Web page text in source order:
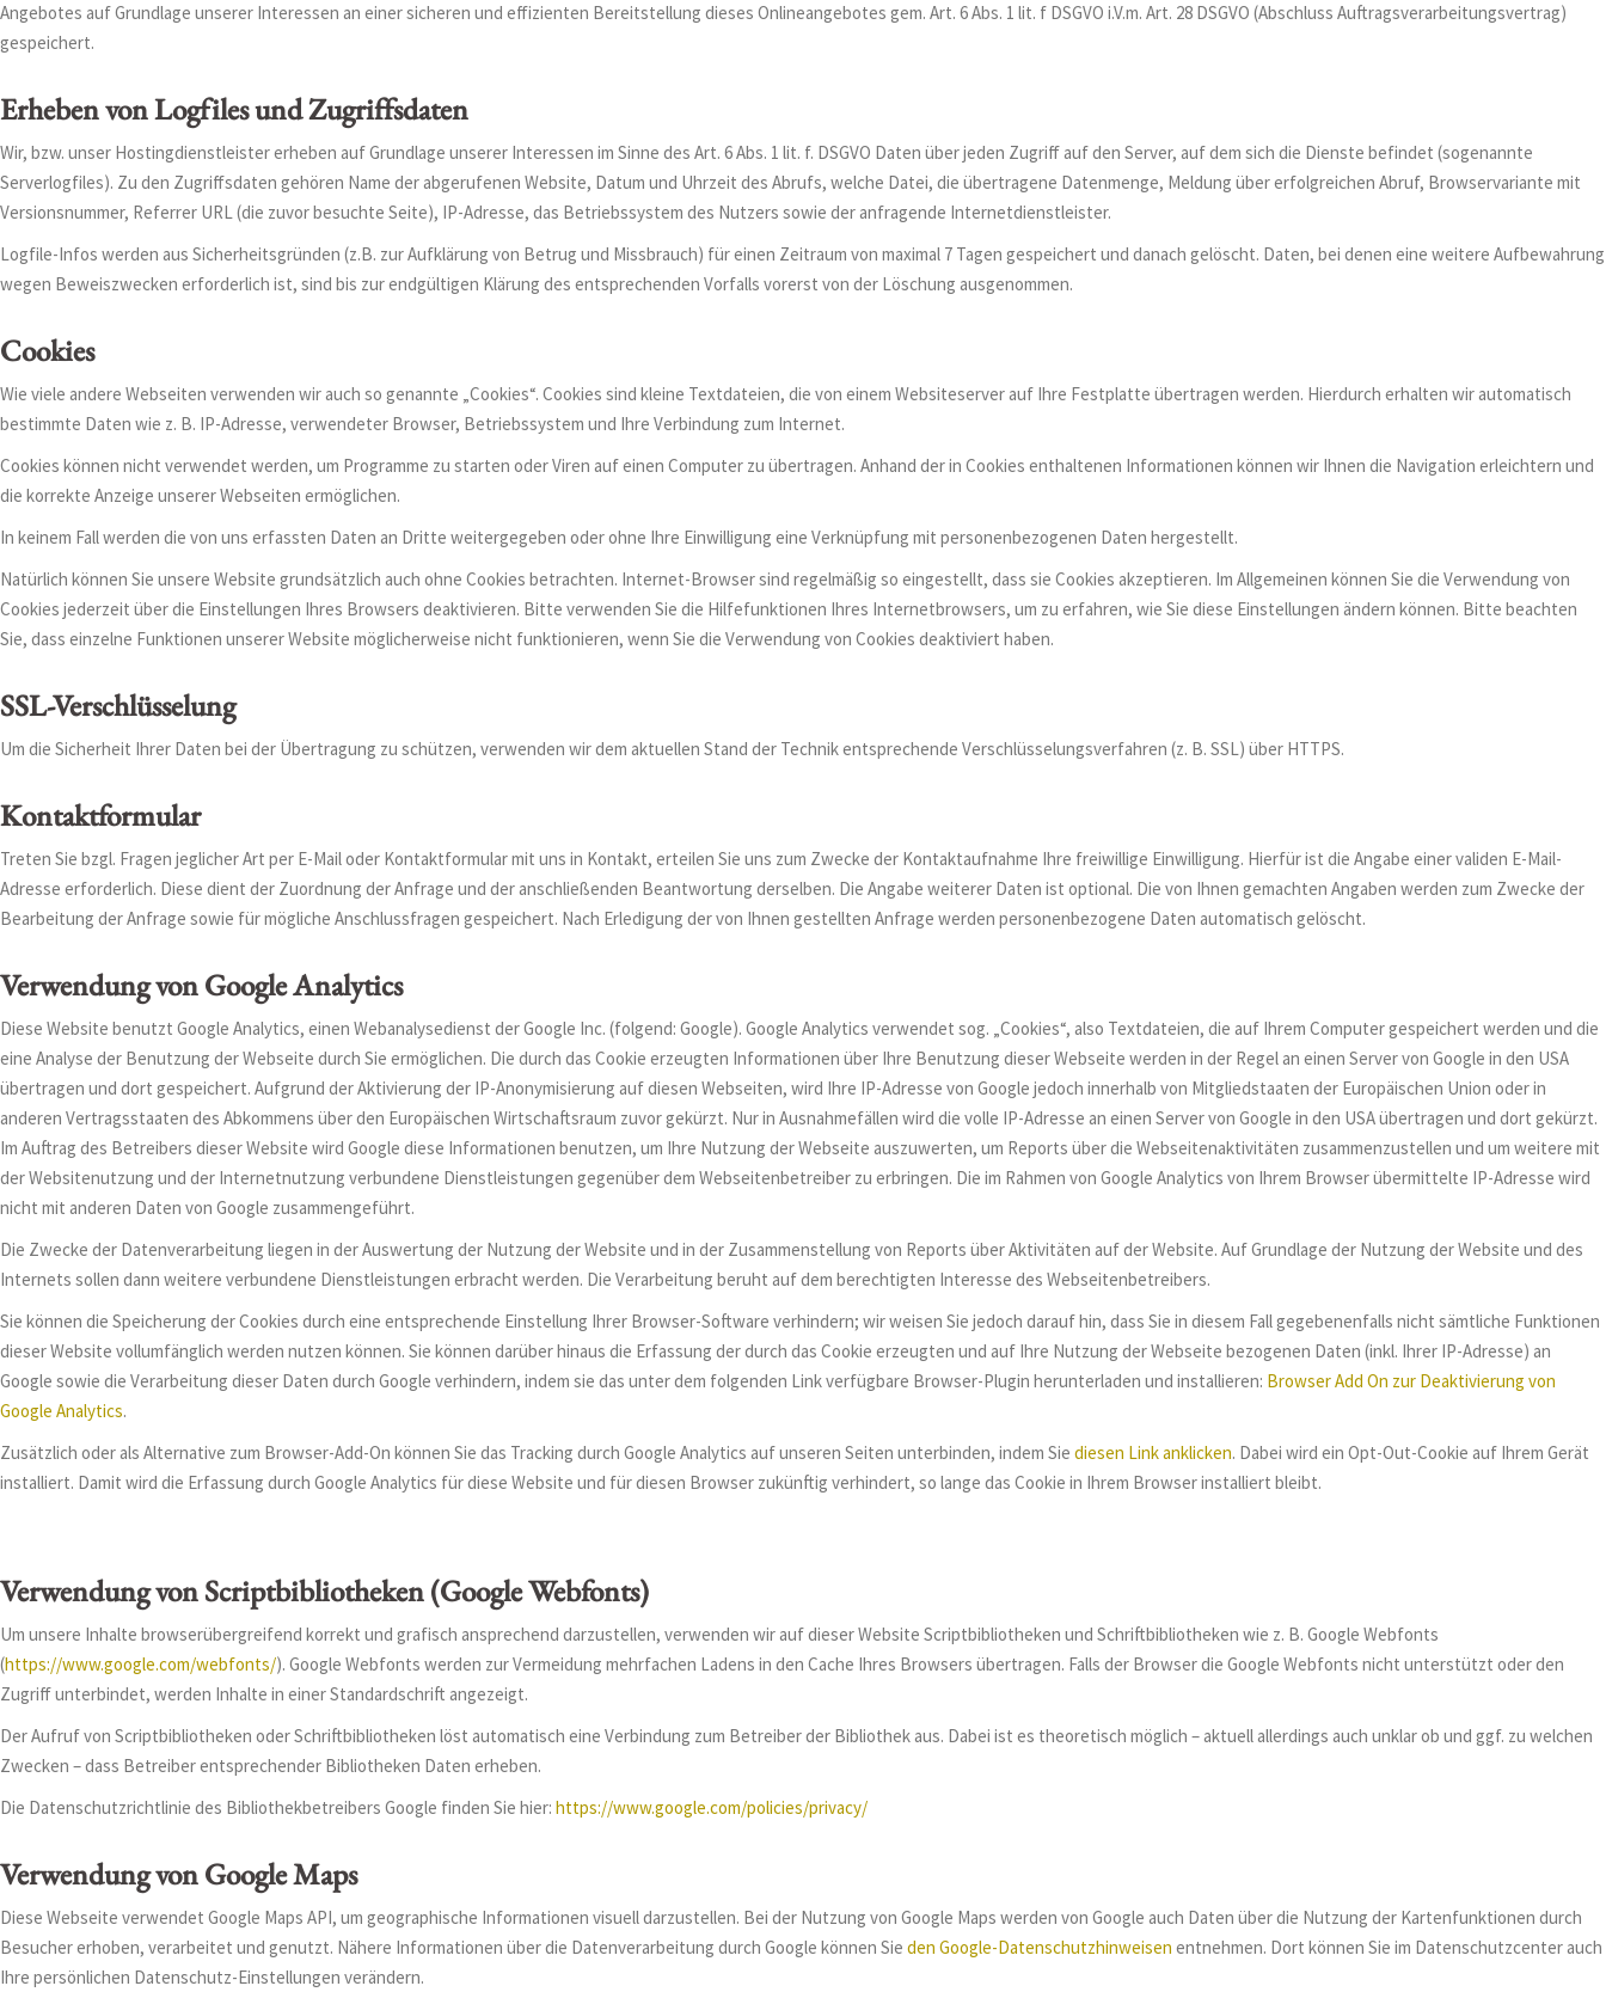
Angebotes auf Grundlage unserer Interessen an einer sicheren und effizienten Bereitstellung dieses Onlineangebotes gem. Art. 6 Abs. 1 lit. f DSGVO i.V.m. Art. 28 DSGVO (Abschluss Auftragsverarbeitungsvertrag)
gespeichert.
Erheben von Logfiles und Zugriffsdaten
Wir, bzw. unser Hostingdienstleister erheben auf Grundlage unserer Interessen im Sinne des Art. 6 Abs. 1 lit. f. DSGVO Daten über jeden Zugriff auf den Server, auf dem sich die Dienste befindet (sogenannte
Serverlogfiles). Zu den Zugriffsdaten gehören Name der abgerufenen Website, Datum und Uhrzeit des Abrufs, welche Datei, die übertragene Datenmenge, Meldung über erfolgreichen Abruf, Browservariante mit
Versionsnummer, Referrer URL (die zuvor besuchte Seite), IP-Adresse, das Betriebssystem des Nutzers sowie der anfragende Internetdienstleister.
Logfile-Infos werden aus Sicherheitsgründen (z.B. zur Aufklärung von Betrug und Missbrauch) für einen Zeitraum von maximal 7 Tagen gespeichert und danach gelöscht. Daten, bei denen eine weitere Aufbewahrung
wegen Beweiszwecken erforderlich ist, sind bis zur endgültigen Klärung des entsprechenden Vorfalls vorerst von der Löschung ausgenommen.
Cookies
Wie viele andere Webseiten verwenden wir auch so genannte „Cookies“. Cookies sind kleine Textdateien, die von einem Websiteserver auf Ihre Festplatte übertragen werden. Hierdurch erhalten wir automatisch
bestimmte Daten wie z. B. IP-Adresse, verwendeter Browser, Betriebssystem und Ihre Verbindung zum Internet.
Cookies können nicht verwendet werden, um Programme zu starten oder Viren auf einen Computer zu übertragen. Anhand der in Cookies enthaltenen Informationen können wir Ihnen die Navigation erleichtern und
die korrekte Anzeige unserer Webseiten ermöglichen.
In keinem Fall werden die von uns erfassten Daten an Dritte weitergegeben oder ohne Ihre Einwilligung eine Verknüpfung mit personenbezogenen Daten hergestellt.
Natürlich können Sie unsere Website grundsätzlich auch ohne Cookies betrachten. Internet-Browser sind regelmäßig so eingestellt, dass sie Cookies akzeptieren. Im Allgemeinen können Sie die Verwendung von
Cookies jederzeit über die Einstellungen Ihres Browsers deaktivieren. Bitte verwenden Sie die Hilfefunktionen Ihres Internetbrowsers, um zu erfahren, wie Sie diese Einstellungen ändern können. Bitte beachten
Sie, dass einzelne Funktionen unserer Website möglicherweise nicht funktionieren, wenn Sie die Verwendung von Cookies deaktiviert haben.
SSL-Verschlüsselung
Um die Sicherheit Ihrer Daten bei der Übertragung zu schützen, verwenden wir dem aktuellen Stand der Technik entsprechende Verschlüsselungsverfahren (z. B. SSL) über HTTPS.
Kontaktformular
Treten Sie bzgl. Fragen jeglicher Art per E-Mail oder Kontaktformular mit uns in Kontakt, erteilen Sie uns zum Zwecke der Kontaktaufnahme Ihre freiwillige Einwilligung. Hierfür ist die Angabe einer validen E-Mail-
Adresse erforderlich. Diese dient der Zuordnung der Anfrage und der anschließenden Beantwortung derselben. Die Angabe weiterer Daten ist optional. Die von Ihnen gemachten Angaben werden zum Zwecke der
Bearbeitung der Anfrage sowie für mögliche Anschlussfragen gespeichert. Nach Erledigung der von Ihnen gestellten Anfrage werden personenbezogene Daten automatisch gelöscht.
Verwendung von Google Analytics
Diese Website benutzt Google Analytics, einen Webanalysedienst der Google Inc. (folgend: Google). Google Analytics verwendet sog. „Cookies“, also Textdateien, die auf Ihrem Computer gespeichert werden und die
eine Analyse der Benutzung der Webseite durch Sie ermöglichen. Die durch das Cookie erzeugten Informationen über Ihre Benutzung dieser Webseite werden in der Regel an einen Server von Google in den USA
übertragen und dort gespeichert. Aufgrund der Aktivierung der IP-Anonymisierung auf diesen Webseiten, wird Ihre IP-Adresse von Google jedoch innerhalb von Mitgliedstaaten der Europäischen Union oder in
anderen Vertragsstaaten des Abkommens über den Europäischen Wirtschaftsraum zuvor gekürzt. Nur in Ausnahmefällen wird die volle IP-Adresse an einen Server von Google in den USA übertragen und dort gekürzt.
Im Auftrag des Betreibers dieser Website wird Google diese Informationen benutzen, um Ihre Nutzung der Webseite auszuwerten, um Reports über die Webseitenaktivitäten zusammenzustellen und um weitere mit
der Websitenutzung und der Internetnutzung verbundene Dienstleistungen gegenüber dem Webseitenbetreiber zu erbringen. Die im Rahmen von Google Analytics von Ihrem Browser übermittelte IP-Adresse wird
nicht mit anderen Daten von Google zusammengeführt.
Die Zwecke der Datenverarbeitung liegen in der Auswertung der Nutzung der Website und in der Zusammenstellung von Reports über Aktivitäten auf der Website. Auf Grundlage der Nutzung der Website und des
Internets sollen dann weitere verbundene Dienstleistungen erbracht werden. Die Verarbeitung beruht auf dem berechtigten Interesse des Webseitenbetreibers.
Sie können die Speicherung der Cookies durch eine entsprechende Einstellung Ihrer Browser-Software verhindern; wir weisen Sie jedoch darauf hin, dass Sie in diesem Fall gegebenenfalls nicht sämtliche Funktionen
dieser Website vollumfänglich werden nutzen können. Sie können darüber hinaus die Erfassung der durch das Cookie erzeugten und auf Ihre Nutzung der Webseite bezogenen Daten (inkl. Ihrer IP-Adresse) an
Google sowie die Verarbeitung dieser Daten durch Google verhindern, indem sie das unter dem folgenden Link verfügbare Browser-Plugin herunterladen und installieren: Browser Add On zur Deaktivierung von
Google Analytics.
Zusätzlich oder als Alternative zum Browser-Add-On können Sie das Tracking durch Google Analytics auf unseren Seiten unterbinden, indem Sie diesen Link anklicken. Dabei wird ein Opt-Out-Cookie auf Ihrem Gerät
installiert. Damit wird die Erfassung durch Google Analytics für diese Website und für diesen Browser zukünftig verhindert, so lange das Cookie in Ihrem Browser installiert bleibt.
Verwendung von Scriptbibliotheken (Google Webfonts)
Um unsere Inhalte browserübergreifend korrekt und grafisch ansprechend darzustellen, verwenden wir auf dieser Website Scriptbibliotheken und Schriftbibliotheken wie z. B. Google Webfonts
(https://www.google.com/webfonts/). Google Webfonts werden zur Vermeidung mehrfachen Ladens in den Cache Ihres Browsers übertragen. Falls der Browser die Google Webfonts nicht unterstützt oder den
Zugriff unterbindet, werden Inhalte in einer Standardschrift angezeigt.
Der Aufruf von Scriptbibliotheken oder Schriftbibliotheken löst automatisch eine Verbindung zum Betreiber der Bibliothek aus. Dabei ist es theoretisch möglich – aktuell allerdings auch unklar ob und ggf. zu welchen
Zwecken – dass Betreiber entsprechender Bibliotheken Daten erheben.
Die Datenschutzrichtlinie des Bibliothekbetreibers Google finden Sie hier: https://www.google.com/policies/privacy/
Verwendung von Google Maps
Diese Webseite verwendet Google Maps API, um geographische Informationen visuell darzustellen. Bei der Nutzung von Google Maps werden von Google auch Daten über die Nutzung der Kartenfunktionen durch
Besucher erhoben, verarbeitet und genutzt. Nähere Informationen über die Datenverarbeitung durch Google können Sie den Google-Datenschutzhinweisen entnehmen. Dort können Sie im Datenschutzcenter auch
Ihre persönlichen Datenschutz-Einstellungen verändern.